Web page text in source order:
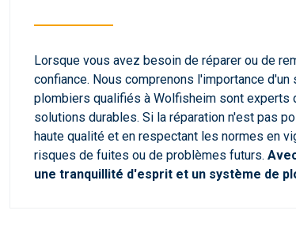
Lorsque vous avez besoin de réparer ou de
confiance. Nous comprenons l'importance
plombiers qualifiés à Wolfisheim sont experts
solutions durables. Si la réparation n'est pas
haute qualité et en respectant les normes en
risques de fuites ou de problèmes futurs.
une tranquillité d'esprit et un système de